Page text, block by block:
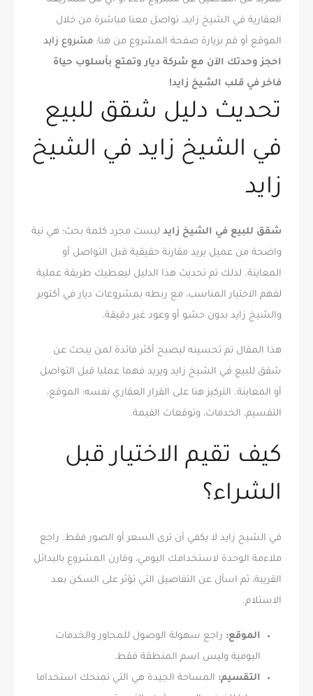
العقارية في الشيخ زايد، تواصل معنا مباشرة من خلال
الموقع أو قم بزيارة صفحة المشروع من هنا: مشروع زايد
احجز وحدتك الآن مع شركة ديار وتمتع بأسلوب حياة
فاخر في قلب الشيخ زايد!
تحديث دليل شقق للبيع
في الشيخ زايد في الشيخ
زايد
شقق للبيع في الشيخ زايد ليست مجرد كلمة بحث؛ هي نية
واضحة من عميل يريد مقارنة حقيقية قبل التواصل أو
المعاينة. لذلك تم تحديث هذا الدليل ليعطيك طريقة عملية
لفهم الاختيار المناسب، مع ربطه بمشروعات ديار في أكتوبر
والشيخ زايد بدون حشو أو وعود غير دقيقة.
هذا المقال تم تحسينه ليصبح أكثر فائدة لمن يبحث عن
شقق للبيع في الشيخ زايد ويريد فهما عمليا قبل التواصل
أو المعاينة. التركيز هنا على القرار العقاري نفسه: الموقع،
التقسيم، الخدمات، وتوقعات القيمة.
كيف تقيم الاختيار قبل
الشراء؟
في الشيخ زايد لا يكفي أن ترى السعر أو الصور فقط. راجع
ملاءمة الوحدة لاستخدامك اليومي، وقارن المشروع بالبدائل
القريبة، ثم اسأل عن التفاصيل التي تؤثر على السكن بعد
الاستلام.
الموقع: راجع سهولة الوصول للمحاور والخدمات
اليومية وليس اسم المنطقة فقط.
التقسيم: المساحة الجيدة هي التي تمنحك استخداما